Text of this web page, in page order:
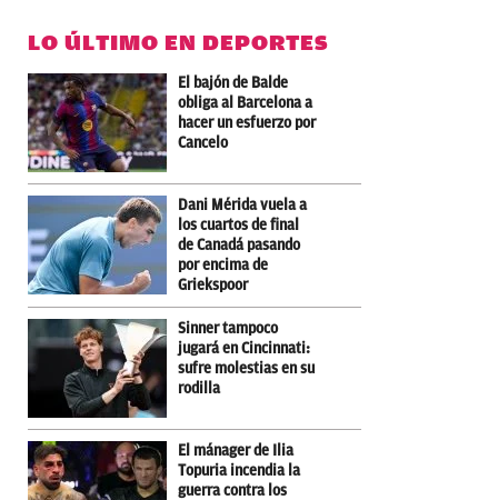
LO ÚLTIMO EN DEPORTES
El bajón de Balde
obliga al Barcelona a
hacer un esfuerzo por
Cancelo
Dani Mérida vuela a
los cuartos de final
de Canadá pasando
por encima de
Griekspoor
Sinner tampoco
jugará en Cincinnati:
sufre molestias en su
rodilla
El mánager de Ilia
Topuria incendia la
guerra contra los